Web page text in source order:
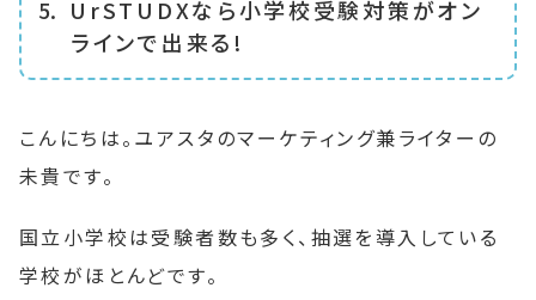
UrSTUDXなら小学校受験対策がオン
ラインで出来る!
こんにちは。ユアスタのマーケティング兼ライターの
未貴です。
国立小学校は受験者数も多く、抽選を導入している
学校がほとんどです。